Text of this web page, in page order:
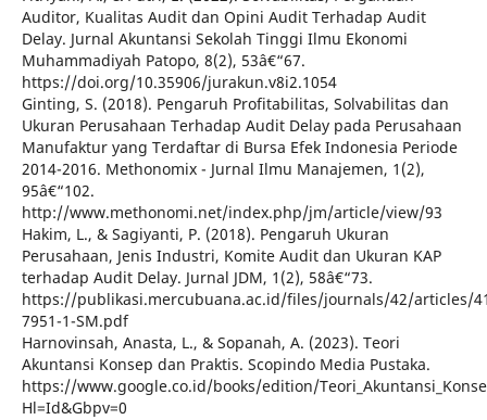
Auditor, Kualitas Audit dan Opini Audit Terhadap Audit
Delay. Jurnal Akuntansi Sekolah Tinggi Ilmu Ekonomi
Muhammadiyah Patopo, 8(2), 53â€“67.
https://doi.org/10.35906/jurakun.v8i2.1054
Ginting, S. (2018). Pengaruh Profitabilitas, Solvabilitas dan
Ukuran Perusahaan Terhadap Audit Delay pada Perusahaan
Manufaktur yang Terdaftar di Bursa Efek Indonesia Periode
2014-2016. Methonomix - Jurnal Ilmu Manajemen, 1(2),
95â€“102.
http://www.methonomi.net/index.php/jm/article/view/93
Hakim, L., & Sagiyanti, P. (2018). Pengaruh Ukuran
Perusahaan, Jenis Industri, Komite Audit dan Ukuran KAP
terhadap Audit Delay. Jurnal JDM, 1(2), 58â€“73.
https://publikasi.mercubuana.ac.id/files/journals/42/articles/
7951-1-SM.pdf
Harnovinsah, Anasta, L., & Sopanah, A. (2023). Teori
Akuntansi Konsep dan Praktis. Scopindo Media Pustaka.
https://www.google.co.id/books/edition/
Hl=Id&Gbpv=0